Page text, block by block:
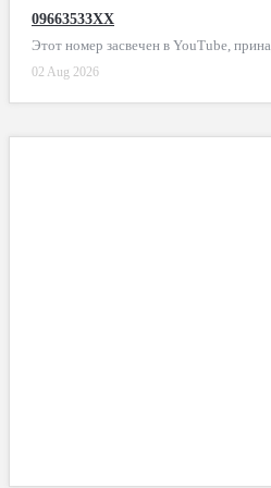
09663533XX
Этот номер засвечен в YouTube,
02 Aug 2026